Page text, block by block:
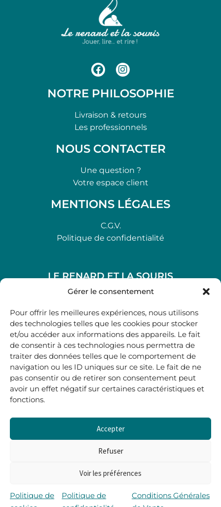
Gérer le consentement
Pour offrir les meilleures expériences, nous utilisons
des technologies telles que les cookies pour stocker
et/ou accéder aux informations des appareils. Le fait
de consentir à ces technologies nous permettra de
traiter des données telles que le comportement de
navigation ou les ID uniques sur ce site. Le fait de ne
pas consentir ou de retirer son consentement peut
avoir un effet négatif sur certaines caractéristiques et
fonctions.
Accepter
Refuser
Voir les préférences
Politique de
Politique de
Conditions Générales
NOTRE PHILOSOPHIE
Livraison & retours
Les professionnels
NOUS CONTACTER
Une question ?
Votre espace client
MENTIONS LÉGALES
C.G.V.
Politique de confidentialité
LE RENARD ET LA SOURIS
48, rue Maubec 33210 LANGON
05 40 41 37 18
.
MARDI AU SAMEDI
10H00-12H45 | 14H00 -19H00
boutique@lerenardetlasouris.com
Tous droits réservés © Le Renard et la Souris –
Rives